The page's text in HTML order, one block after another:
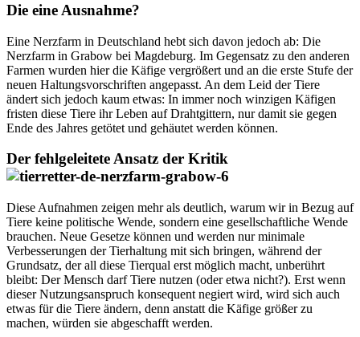
Die eine Ausnahme?
Eine Nerzfarm in Deutschland hebt sich davon jedoch ab: Die
Nerzfarm in Grabow bei Magdeburg. Im Gegensatz zu den anderen
Farmen wurden hier die Käfige vergrößert und an die erste Stufe der
neuen Haltungsvorschriften angepasst. An dem Leid der Tiere
ändert sich jedoch kaum etwas: In immer noch winzigen Käfigen
fristen diese Tiere ihr Leben auf Drahtgittern, nur damit sie gegen
Ende des Jahres getötet und gehäutet werden können.
Der fehlgeleitete Ansatz der Kritik
Diese Aufnahmen zeigen mehr als deutlich, warum wir in Bezug auf
Tiere keine politische Wende, sondern eine gesellschaftliche Wende
brauchen. Neue Gesetze können und werden nur minimale
Verbesserungen der Tierhaltung mit sich bringen, während der
Grundsatz, der all diese Tierqual erst möglich macht, unberührt
bleibt: Der Mensch darf Tiere nutzen (oder etwa nicht?). Erst wenn
dieser Nutzungsanspruch konsequent negiert wird, wird sich auch
etwas für die Tiere ändern, denn anstatt die Käfige größer zu
machen, würden sie abgeschafft werden.